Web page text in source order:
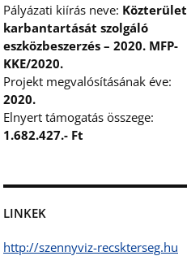
Pályázati kiírás neve: Közterület
karbantartását szolgáló
eszközbeszerzés – 2020. MFP-
KKE/2020.
Projekt megvalósításának éve:
2020.
Elnyert támogatás összege:
1.682.427.- Ft
LINKEK
http://szennyviz-recskterseg.hu